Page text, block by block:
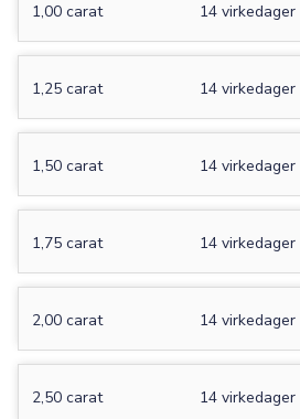
1,00 carat 14 virkedager
1,25 carat 14 virkedager
1,50 carat 14 virkedager
1,75 carat 14 virkedager
2,00 carat 14 virkedager
2,50 carat 14 virkedager